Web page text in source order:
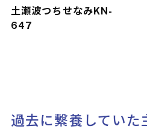
土瀬波つちせなみ KN-
647
過去に繋養していた